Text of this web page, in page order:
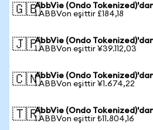
🇬🇧AbbVie (Ondo
1 ABBVon eşittir £184,18
🇯🇵AbbVie (Ondo
1 ABBVon eşittir ¥39.112,03
🇨🇳AbbVie (Ondo Tokenized)'dan
1 ABBVon eşittir ¥1.674,22
🇹🇷AbbVie (Ondo
1 ABBVon eşittir ₺11.804,16